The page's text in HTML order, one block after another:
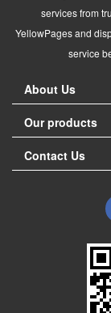
services from
YellowPages and
service
About Us
Our products
Contact Us